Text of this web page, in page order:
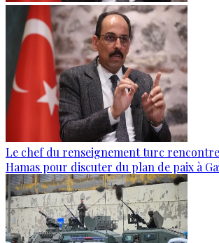
Le chef du renseignement turc
Hamas pour discuter du plan de paix à